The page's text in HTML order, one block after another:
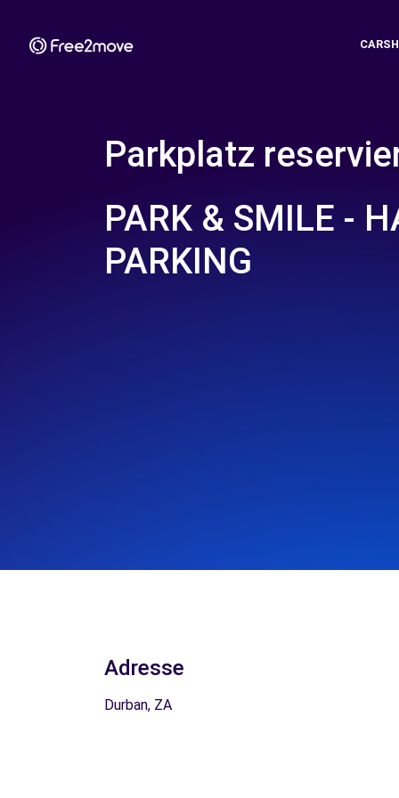
Parkplatz
PARK & SMILE -
PARKING
Adresse
Durban, ZA